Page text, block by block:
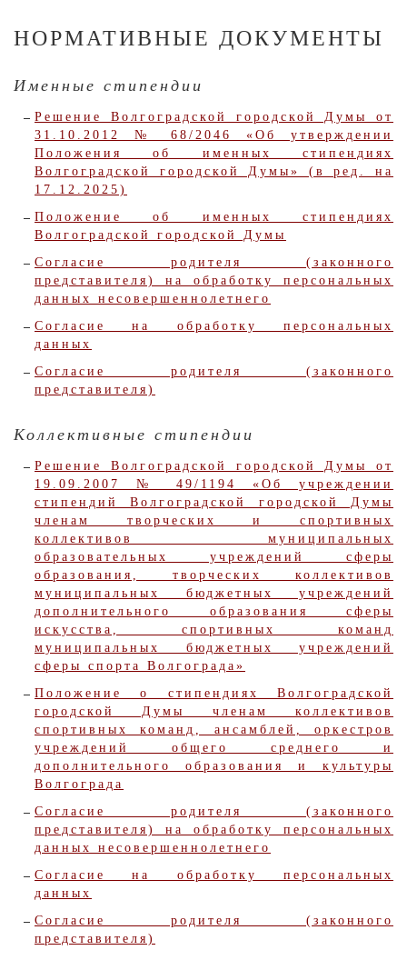
НОРМАТИВНЫЕ ДОКУМЕНТЫ
Именные стипендии
Решение Волгоградской городской Думы от
31.10.2012 № 68/2046 «Об утверждении
Положения об именных стипендиях
Волгоградской городской Думы» (в ред. на
17.12.2025)
Положение об именных стипендиях
Волгоградской городской Думы
Согласие родителя (законного
представителя) на обработку персональных
данных несовершеннолетнего
Согласие на обработку персональных
данных
Согласие родителя (законного
представителя)
Коллективные стипендии
Решение Волгоградской городской Думы от
19.09.2007 № 49/1194 «Об учреждении
стипендий Волгоградской городской Думы
членам творческих и спортивных
коллективов муниципальных
образовательных учреждений сферы
образования, творческих коллективов
муниципальных бюджетных учреждений
дополнительного образования сферы
искусства, спортивных команд
муниципальных бюджетных учреждений
сферы спорта Волгограда»
Положение о стипендиях Волгоградской
городской Думы членам коллективов
спортивных команд, ансамблей, оркестров
учреждений общего среднего и
дополнительного образования и культуры
Волгограда
Согласие родителя (законного
представителя) на обработку персональных
данных несовершеннолетнего
Согласие на обработку персональных
данных
Согласие родителя (законного
представителя)